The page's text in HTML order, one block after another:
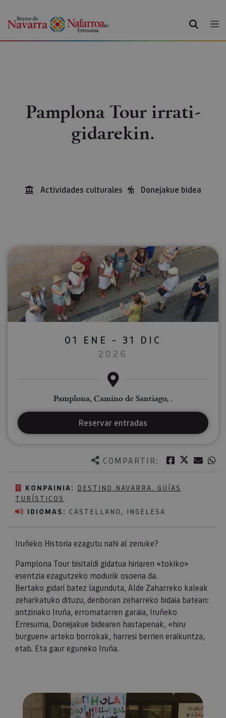
BILATU
Pamplona Tour irrati-
gidarekin.
Actividades culturales Donejakue bidea
COMPARTIR: Facebook
Twitter
KONPAINIA:
DESTINO NAVARRA. GUÍAS
TURÍSTICOS
IDIOMAS: CASTELLANO, INGELESA
Iruñeko Historia ezagutu nahi al zenuke?
Pamplona Tour bisitaldi gidatua hiriaren «tokiko»
esentzia ezagutzeko modurik osoena da.
Bertako gidari batez lagunduta, Alde Zaharreko kaleak
zeharkatuko dituzu, denboran zeharreko bidaia batean:
antzinako Iruña, erromatarren garaia, Iruñeko
Erresuma, Donejakue bidearen hastapenak, «hiru
burguen» arteko borrokak, harresi berrien eraikuntza,
etab. Eta gaur eguneko Iruña.
01 ENE - 31 DIC
2026
Pamplona, Camino de Santiago, .
Reservar entradas